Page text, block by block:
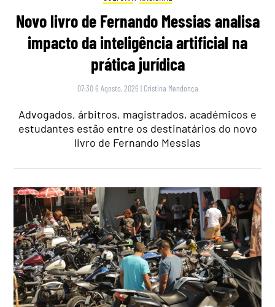
Novo livro de Fernando Messias analisa
impacto da inteligência artificial na
prática jurídica
07:30 6 Agosto, 2026 | Cristina Mendonça
Advogados, árbitros, magistrados, académicos e
estudantes estão entre os destinatários do novo
livro de Fernando Messias